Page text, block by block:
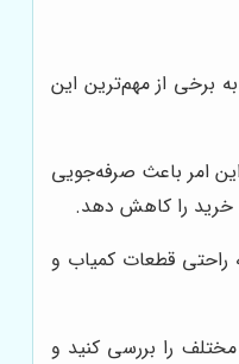
برخی از مهم‌ترین این
امر باعث صرفه‌جویی
خرید را کاهش دهد.
راحتی قطعات کمیاب و
را بررسی کنید و